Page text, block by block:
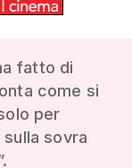
fatto di
come si
per
sovra